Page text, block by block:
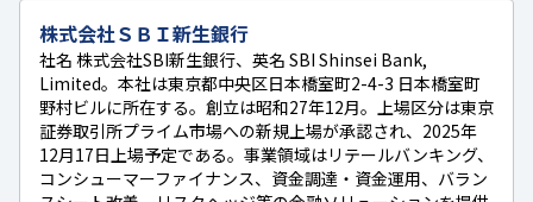
株式会社ＳＢＩ新生銀行
社名 株式会社SBI新生銀行、英名 SBI Shinsei Bank,
Limited。本社は東京都中央区日本橋室町2-4-3 日本橋室町
野村ビルに所在する。創立は昭和27年12月。上場区分は東京
証券取引所プライム市場への新規上場が承認され、2025年
12月17日上場予定である。事業領域はリテールバンキング、
コンシューマーファイナンス、資金調達・資金運用、バラン